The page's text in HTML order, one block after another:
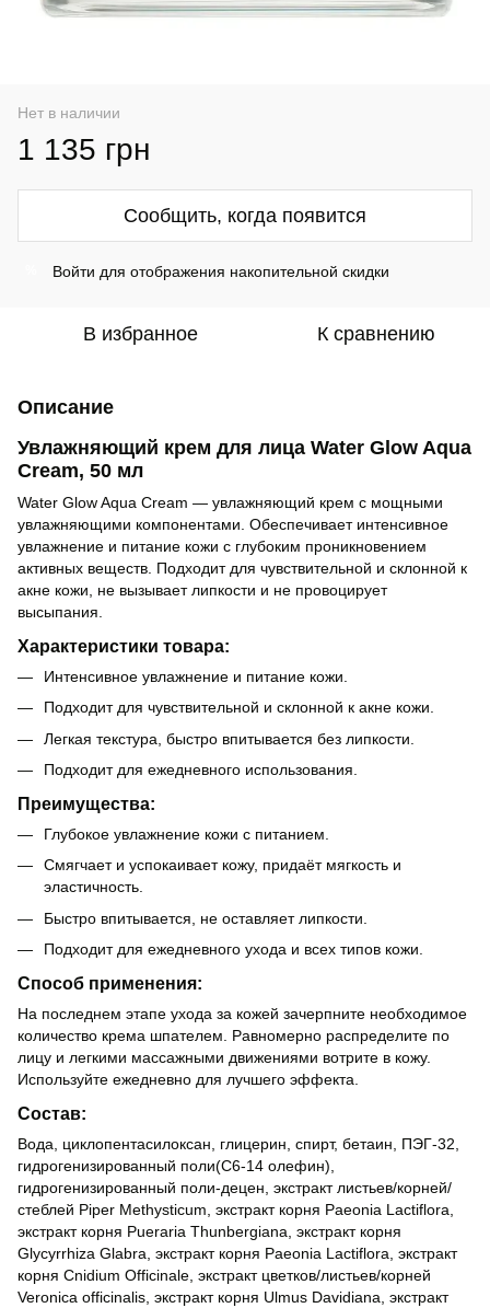
Нет в наличии
1 135 грн
Сообщить, когда появится
Войти для отображения накопительной скидки
В избранное К сравнению
Описание
Увлажняющий крем для лица Water Glow Aqua
Cream, 50 мл
Water Glow Aqua Cream — увлажняющий крем с мощными
увлажняющими компонентами. Обеспечивает интенсивное
увлажнение и питание кожи с глубоким проникновением
активных веществ. Подходит для чувствительной и склонной к
акне кожи, не вызывает липкости и не провоцирует
высыпания.
Характеристики товара:
Интенсивное увлажнение и питание кожи.
Подходит для чувствительной и склонной к акне кожи.
Легкая текстура, быстро впитывается без липкости.
Подходит для ежедневного использования.
Преимущества:
Глубокое увлажнение кожи с питанием.
Смягчает и успокаивает кожу, придаёт мягкость и
эластичность.
Быстро впитывается, не оставляет липкости.
Подходит для ежедневного ухода и всех типов кожи.
Способ применения:
На последнем этапе ухода за кожей зачерпните необходимое
количество крема шпателем. Равномерно распределите по
лицу и легкими массажными движениями вотрите в кожу.
Используйте ежедневно для лучшего эффекта.
Состав:
Вода, циклопентасилоксан, глицерин, спирт, бетаин, ПЭГ-32,
гидрогенизированный поли(C6-14 олефин),
гидрогенизированный поли-децен, экстракт листьев/корней/
стеблей Piper Methysticum, экстракт корня Paeonia Lactiflora,
экстракт корня Pueraria Thunbergiana, экстракт корня
Glycyrrhiza Glabra, экстракт корня Paeonia Lactiflora, экстракт
корня Cnidium Officinale, экстракт цветков/листьев/корней
Veronica officinalis, экстракт корня Ulmus Davidiana, экстракт